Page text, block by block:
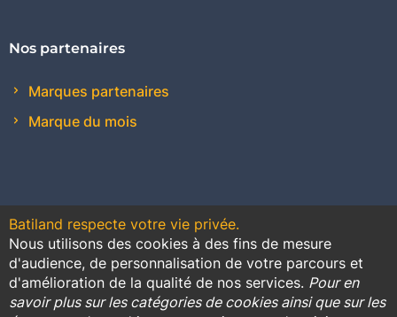
Nos partenaires
Marques partenaires
Marque du mois
Contact Conditions générales de vente
Promotions
Batiland respecte votre vie privée.
Nous utilisons des cookies à des fins de mesure
d'audience, de personnalisation de votre parcours et
d'amélioration de la qualité de nos services. Pour en
savoir plus sur les catégories de cookies ainsi que sur les